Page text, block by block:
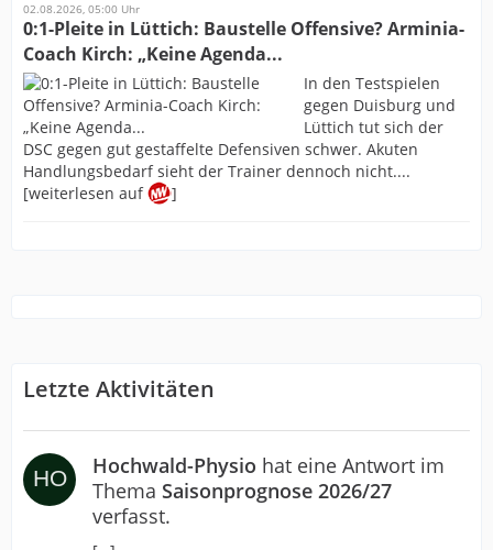
02.08.2026, 05:00 Uhr
0:1-Pleite in Lüttich: Baustelle Offensive? Arminia-
Coach Kirch: „Keine Agenda...
In den Testspielen
gegen Duisburg und
Lüttich tut sich der
DSC gegen gut gestaffelte Defensiven schwer. Akuten
Handlungsbedarf sieht der Trainer dennoch nicht....
[weiterlesen auf
]
Letzte Aktivitäten
Hochwald-Physio hat eine Antwort im
Thema Saisonprognose 2026/27
verfasst.